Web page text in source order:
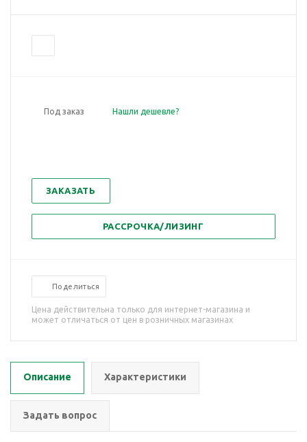
Под заказ Нашли дешевле?
ЗАКАЗАТЬ
РАССРОЧКА/ЛИЗИНГ
Поделиться
Цена действительна только для интернет-магазина и
может отличаться от цен в розничных магазинах
Описание Характеристики
Задать вопрос